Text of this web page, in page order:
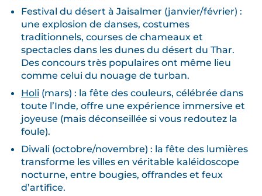
Festival du désert à Jaisalmer (janvier/février) :
une explosion de danses, costumes
traditionnels, courses de chameaux et
spectacles dans les dunes du désert du Thar.
Des concours très populaires ont même lieu
comme celui du nouage de turban.
Holi (mars) : la fête des couleurs, célébrée dans
toute l’Inde, offre une expérience immersive et
joyeuse (mais déconseillée si vous redoutez la
foule).
Diwali (octobre/novembre) : la fête des lumières
transforme les villes en véritable kaléidoscope
nocturne, entre bougies, offrandes et feux
d’artifice.